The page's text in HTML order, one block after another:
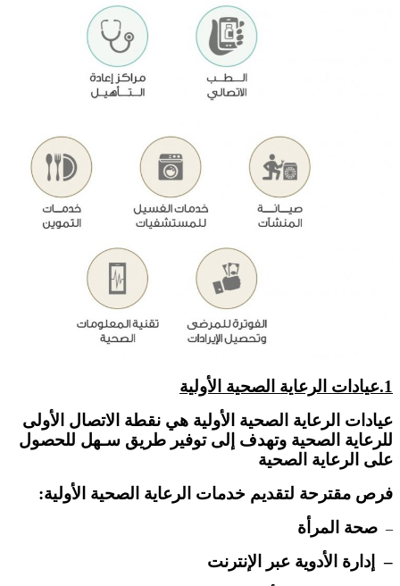
1.عيادات الرعاية الصحية الأولية
عيادات الرعاية الصحية الأولية هي نقطة الاتصال الأولى
للرعاية الصحية وتهدف إلى توفير طريق سـهل للحصول
على الرعاية الصحية
فرص مقترحة لتقديم خدمات الرعاية الصحية الأولية:
– صحة المرأة
– إدارة الأدوية عبر الإنترنت